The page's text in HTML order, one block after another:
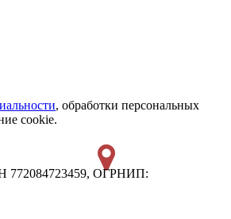
, обработки персональных
cookie.
772084723459, ОГРНИП: